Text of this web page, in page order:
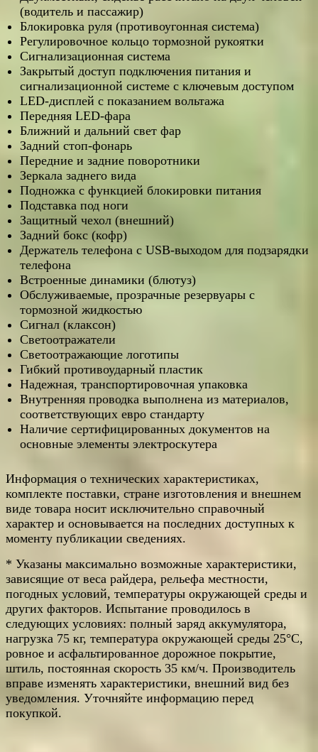
(водитель и пассажир)
Блокировка руля (противоугонная система)
Регулировочное кольцо тормозной рукоятки
Сигнализационная система
Закрытый доступ подключения питания и
сигнализационной системе с ключевым доступом
LED-дисплей с показанием вольтажа
Передняя LED-фара
Ближний и дальний свет фар
Задний стоп-фонарь
Передние и задние поворотники
Зеркала заднего вида
Подножка с функцией блокировки питания
Подставка под ноги
Защитный чехол (внешний)
Задний бокс (кофр)
Держатель телефона с USB-выходом для подзарядки
телефона
Встроенные динамики (блютуз)
Обслуживаемые, прозрачные резервуары с
тормозной жидкостью
Сигнал (клаксон)
Светоотражатели
Светоотражающие логотипы
Гибкий противоударный пластик
Надежная, транспортировочная упаковка
Внутренняя проводка выполнена из материалов,
соответствующих евро стандарту
Наличие сертифицированных документов на
основные элементы электроскутера
Информация о технических характеристиках,
комплекте поставки, стране изготовления и внешнем
виде товара носит исключительно справочный
характер и основывается на последних доступных к
моменту публикации сведениях.
* Указаны максимально возможные характеристики,
зависящие от веса райдера, рельефа местности,
погодных условий, температуры окружающей среды и
других факторов. Испытание проводилось в
следующих условиях: полный заряд аккумулятора,
нагрузка 75 кг, температура окружающей среды 25°C,
ровное и асфальтированное дорожное покрытие,
штиль, постоянная скорость 35 км/ч. Производитель
вправе изменять характеристики, внешний вид без
уведомления. Уточняйте информацию перед
покупкой.